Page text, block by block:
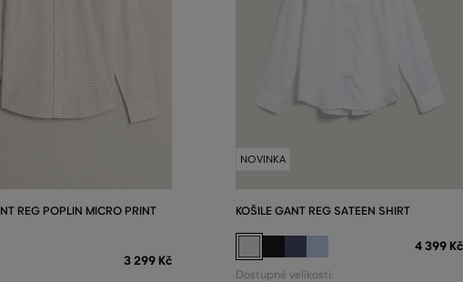
REG POPLIN MICRO PRINT
3 299 Kč
NOVINKA
KOŠILE GANT REG SATEEN SHIRT
4 399 Kč
Dostupné velikosti: